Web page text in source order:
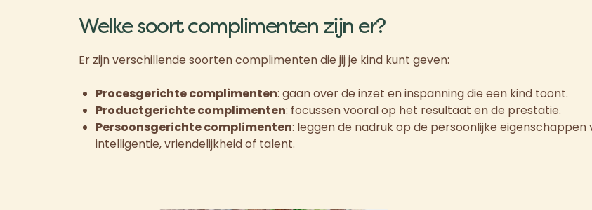
Welke soort complimenten zijn er?
Er zijn verschillende soorten complimenten die jij je kind kunt geven:
Procesgerichte complimenten: gaan over de inzet en inspanning die een kind toont.
Productgerichte complimenten: focussen vooral op het resultaat en de prestatie.
Persoonsgerichte complimenten: leggen de nadruk op de persoonlijke eigenschappen
intelligentie, vriendelijkheid of talent.